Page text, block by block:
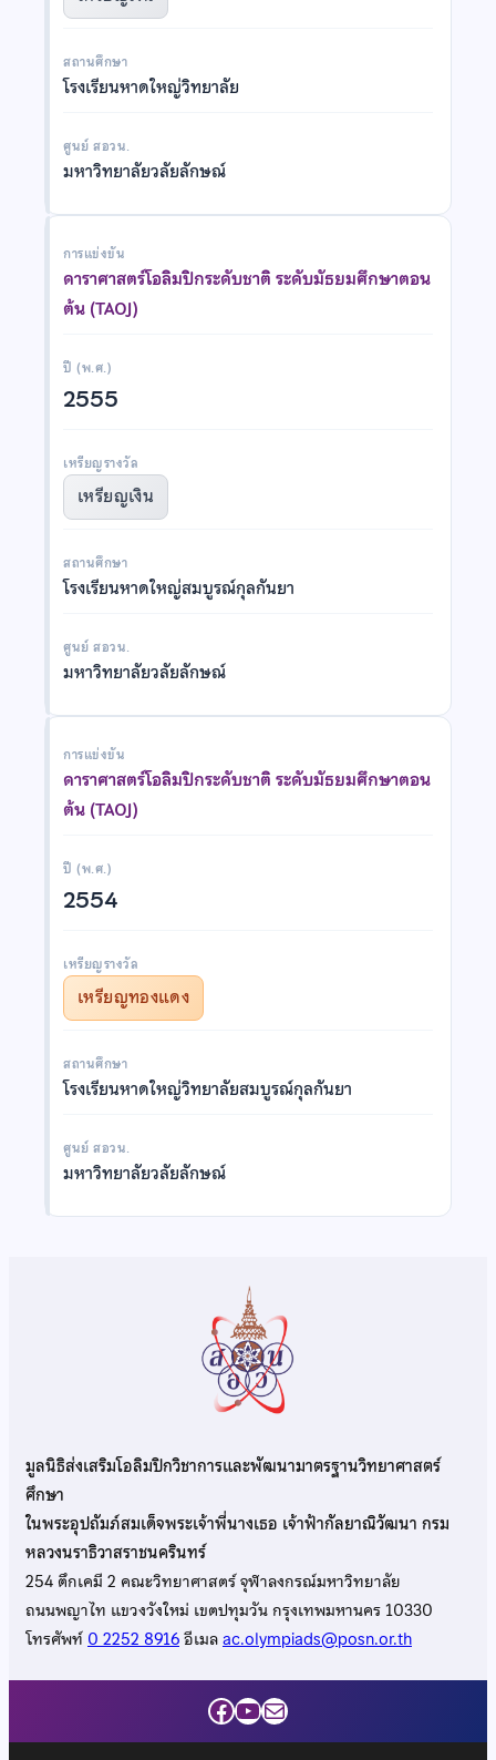
สถานศึกษา
โรงเรียนหาดใหญ่วิทยาลัย
ศูนย์ สอวน.
มหาวิทยาลัยวลัยลักษณ์
การแข่งขัน
ดาราศาสตร์โอลิมปิกระดับชาติ ระดับมัธยมศึกษาตอน
ต้น (TAOJ)
ปี (พ.ศ.)
2555
เหรียญรางวัล
เหรียญเงิน
สถานศึกษา
โรงเรียนหาดใหญ่สมบูรณ์กุลกันยา
ศูนย์ สอวน.
มหาวิทยาลัยวลัยลักษณ์
การแข่งขัน
ดาราศาสตร์โอลิมปิกระดับชาติ ระดับมัธยมศึกษาตอน
ต้น (TAOJ)
ปี (พ.ศ.)
2554
เหรียญรางวัล
เหรียญทองแดง
สถานศึกษา
โรงเรียนหาดใหญ่วิทยาลัยสมบูรณ์กุลกันยา
ศูนย์ สอวน.
มหาวิทยาลัยวลัยลักษณ์
มูลนิธิส่งเสริมโอลิมปิกวิชาการและพัฒนามาตรฐานวิทยาศาสตร์
ศึกษา
ในพระอุปถัมภ์สมเด็จพระเจ้าพี่นางเธอ เจ้าฟ้ากัลยาณิวัฒนา กรม
หลวงนราธิวาสราชนครินทร์
254 ตึกเคมี 2 คณะวิทยาศาสตร์ จุฬาลงกรณ์มหาวิทยาลัย
ถนนพญาไท แขวงวังใหม่ เขตปทุมวัน กรุงเทพมหานคร 10330
โทรศัพท์0 2252 8916อีเมลac.olympiads@posn.or.th
Facebook
YouTube
Mail